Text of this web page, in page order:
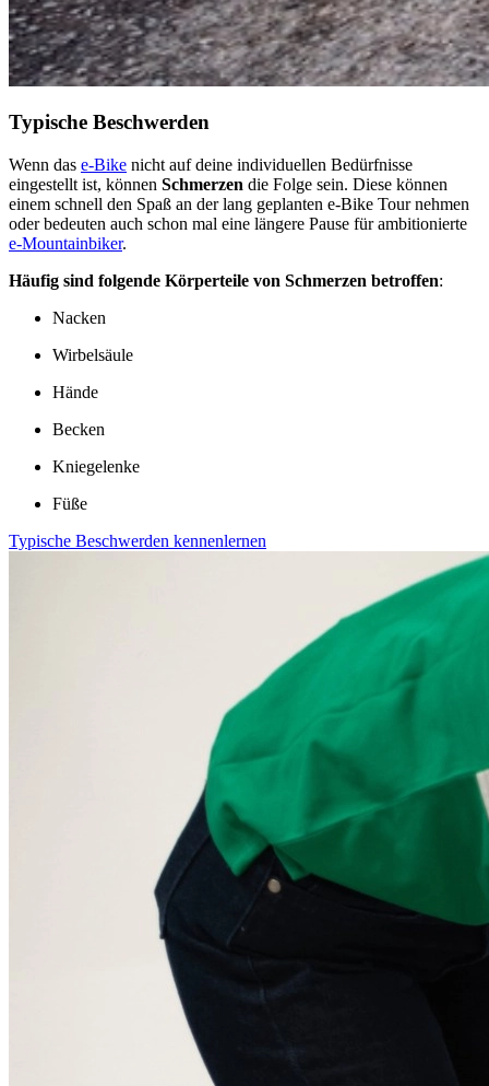
Typische Beschwerden
Wenn das e-Bike nicht auf deine individuellen Bedürfnisse
eingestellt ist, können Schmerzen die Folge sein. Diese können
einem schnell den Spaß an der lang geplanten e-Bike Tour nehmen
oder bedeuten auch schon mal eine längere Pause für ambitionierte
e-Mountainbiker.
Häufig sind folgende Körperteile von Schmerzen betroffen:
Nacken
Wirbelsäule
Hände
Becken
Kniegelenke
Füße
Typische Beschwerden kennenlernen